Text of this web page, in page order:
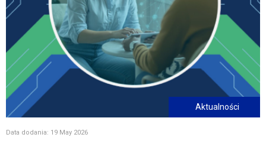
Aktualności
Data dodania: 19 May 2026